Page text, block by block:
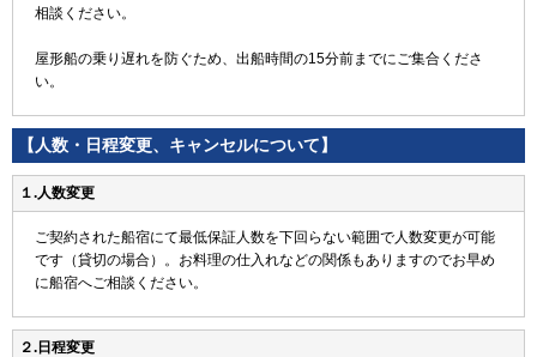
相談ください。
屋形船の乗り遅れを防ぐため、出船時間の15分前までにご集合くださ
い。
【人数・日程変更、キャンセルについて】
１.人数変更
ご契約された船宿にて最低保証人数を下回らない範囲で人数変更が可能
です（貸切の場合）。お料理の仕入れなどの関係もありますのでお早め
に船宿へご相談ください。
２.日程変更